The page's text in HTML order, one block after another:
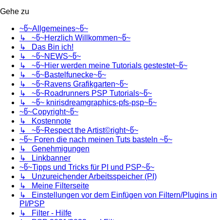
Gehe zu
~წ~Allgemeines~წ~
↳ ~წ~Herzlich Willkommen~წ~
↳ Das Bin ich!
↳ ~წ~NEWS~წ~
↳ ~წ~Hier werden meine Tutorials gestestet~წ~
↳ ~წ~Bastelfunecke~წ~
↳ ~წ~Ravens Grafikgarten~წ~
↳ ~წ~Roadrunners PSP Tutorials~წ~
↳ ~წ~ knirisdreamgraphics-pfs-psp~წ~
~წ~Copyright~წ~
↳ Kostennote
↳ ~წ~Respect the Artist©right~წ~
~წ~ Foren die nach meinen Tuts basteln ~წ~
↳ Genehmigungen
↳ Linkbanner
~წ~Tipps und Tricks für PI und PSP~წ~
↳ Unzureichender Arbeitsspeicher (PI)
↳ Meine Filterseite
↳ Einstellungen vor dem Einfügen von Filtern/Plugins in
PI/PSP
↳ Filter - Hilfe